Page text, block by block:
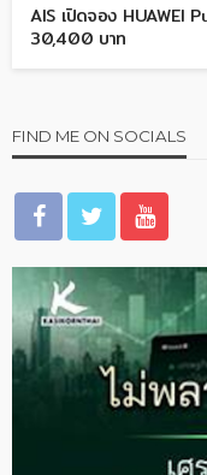
AIS เปิดจอง HUAWEI
30,400 บาท
FIND ME ON SOCIALS